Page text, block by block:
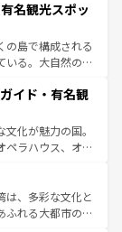
してほしい。
、エンターテイ
一方、アメリカ
ニオンやイエロー
きる。さらに、南
異なる魅力を楽
じることができ
旅も、アメリカ
。
名観光スポッ
の島で構成される
いる。大自然の神
といえばオアフ
やカウアイ島が
はじめ、豊かな
ピリット」と呼ば
ンミュージッ
ハワイの魅力を彩
が待っているハ
イド・有名観
化が魅力の国。
ペラハウス、オー
（エアーズロッ
ンズの熱帯雨林な
やワイン、オージ
は、多彩な文化と
ふれる大都市の台